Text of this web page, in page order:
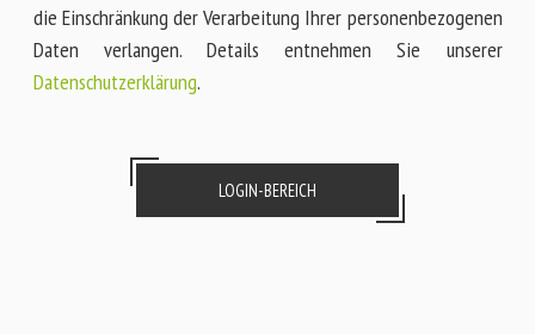
die Einschränkung der Verarbeitung Ihrer personenbezogenen
Daten verlangen. Details entnehmen Sie unserer
Datenschutzerklärung.
LOGIN-BEREICH